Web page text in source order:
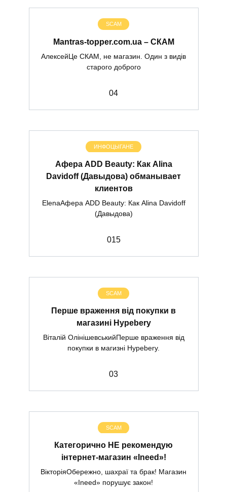
SCAM
Mantras-topper.com.ua – СКАМ
АлексейЦе СКАМ, не магазин. Один з видів
старого доброго
04
ИНФОЦЫГАНЕ
Афера ADD Beauty: Как Alina
Davidoff (Давыдова) обманывает
клиентов
ElenaАфера ADD Beauty: Как Alina Davidoff
(Давыдова)
015
SCAM
Перше враження від покупки в
магазині Hypebery
Віталій ОлінішевськийПерше враження від
покупки в магизні Hypebery.
03
SCAM
Категорично НЕ рекомендую
інтернет-магазин «Ineed»!
ВікторіяОбережно, шахраї та брак! Магазин
«Ineed» порушує закон!